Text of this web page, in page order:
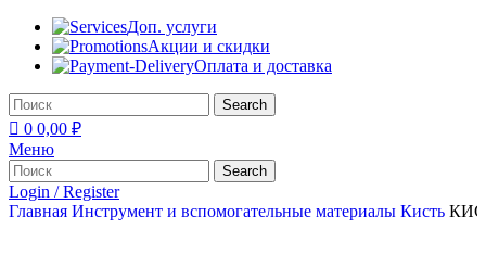
Доп. услуги
Акции и скидки
Оплата и доставка
Search
0 0,00 ₽
Меню
Search
Login / Register
Главная Инструмент и вспомогательные материалы Кисть